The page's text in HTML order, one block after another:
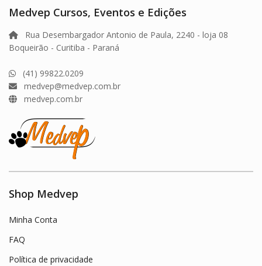
Medvep Cursos, Eventos e Edições
Rua Desembargador Antonio de Paula, 2240 - loja 08
Boqueirão - Curitiba - Paraná
(41) 99822.0209
medvep@medvep.com.br
medvep.com.br
Shop Medvep
Minha Conta
FAQ
Política de privacidade